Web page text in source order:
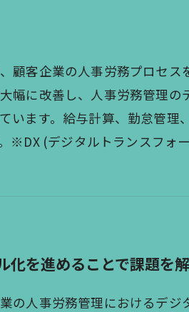
顧客企業の人事労務プロセ
幅に改善し、人事労務管理
います。給与計算、勤怠管
※DX (デジタルトランスフォ
化を進めることで課題を
の人事労務管理におけるデ